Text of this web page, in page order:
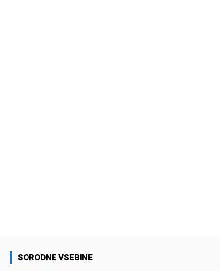
SORODNE VSEBINE